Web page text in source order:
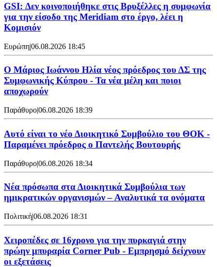
GSI: Δεν κοινοποιήθηκε στις Βρυξέλλες η συμφωνία
για την είσοδο της Meridiam στο έργο, λέει η
Κομισιόν
Ευρώπη|06.08.2026 18:45
Ο Μάριος Ιωάννου Ηλία νέος πρόεδρος του ΔΣ της
Συμφωνικής Κύπρου - Τα νέα μέλη και ποιοι
αποχωρούν
Παράθυρο|06.08.2026 18:39
Αυτό είναι το νέο Διοικητικό Συμβούλιο του ΘΟΚ -
Παραμένει πρόεδρος ο Παντελής Βουτουρής
Παράθυρο|06.08.2026 18:34
Νέα πρόσωπα στα Διοικητικά Συμβούλια των
ημικρατικών οργανισμών – Αναλυτικά τα ονόματα
Πολιτική|06.08.2026 18:31
Χειροπέδες σε 16χρονο για την πυρκαγιά στην
πρώην μπυραρία Corner Pub - Εμπρησμό δείχνουν
οι εξετάσεις